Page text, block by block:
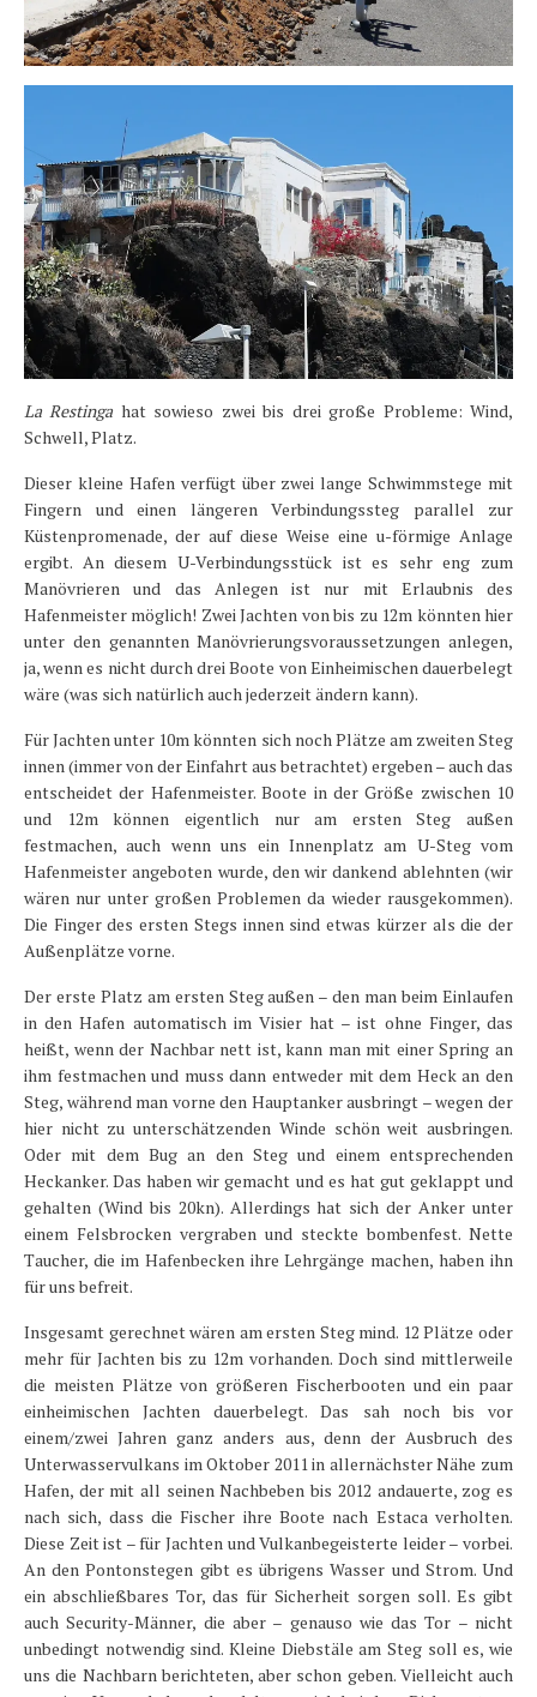
La Restingahat sowieso zwei bis drei große Probleme: Wind,
Schwell, Platz.
Dieser kleine Hafen verfügt über zwei lange Schwimmstege mit
Fingern und einen längeren Verbindungssteg parallel zur
Küstenpromenade, der auf diese Weise eine u-förmige Anlage
ergibt. An diesem U-Verbindungsstück ist es sehr eng zum
Manövrieren und das Anlegen ist nur mit Erlaubnis des
Hafenmeister möglich! Zwei Jachten von bis zu 12m könnten hier
unter den genannten Manövrierungsvoraussetzungen anlegen,
ja, wenn es nicht durch drei Boote von Einheimischen dauerbelegt
wäre (was sich natürlich auch jederzeit ändern kann).
Für Jachten unter 10m könnten sich noch Plätze am zweiten Steg
innen (immer von der Einfahrt aus betrachtet) ergeben – auch das
entscheidet der Hafenmeister. Boote in der Größe zwischen 10
und 12m können eigentlich nur am ersten Steg außen
festmachen, auch wenn uns ein Innenplatz am U-Steg vom
Hafenmeister angeboten wurde, den wir dankend ablehnten (wir
wären nur unter großen Problemen da wieder rausgekommen).
Die Finger des ersten Stegs innen sind etwas kürzer als die der
Außenplätze vorne.
Der erste Platz am ersten Steg außen – den man beim Einlaufen
in den Hafen automatisch im Visier hat – ist ohne Finger, das
heißt, wenn der Nachbar nett ist, kann man mit einer Spring an
ihm festmachen und muss dann entweder mit dem Heck an den
Steg, während man vorne den Hauptanker ausbringt – wegen der
hier nicht zu unterschätzenden Winde schön weit ausbringen.
Oder mit dem Bug an den Steg und einem entsprechenden
Heckanker. Das haben wir gemacht und es hat gut geklappt und
gehalten (Wind bis 20kn). Allerdings hat sich der Anker unter
einem Felsbrocken vergraben und steckte bombenfest. Nette
Taucher, die im Hafenbecken ihre Lehrgänge machen, haben ihn
für uns befreit.
Insgesamt gerechnet wären am ersten Steg mind. 12 Plätze oder
mehr für Jachten bis zu 12m vorhanden. Doch sind mittlerweile
die meisten Plätze von größeren Fischerbooten und ein paar
einheimischen Jachten dauerbelegt. Das sah noch bis vor
einem/zwei Jahren ganz anders aus, denn der Ausbruch des
Unterwasservulkans im Oktober 2011 in allernächster Nähe zum
Hafen, der mit all seinen Nachbeben bis 2012 andauerte, zog es
nach sich, dass die Fischer ihre Boote nach Estaca verholten.
Diese Zeit ist – für Jachten und Vulkanbegeisterte leider – vorbei.
An den Pontonstegen gibt es übrigens Wasser und Strom. Und
ein abschließbares Tor, das für Sicherheit sorgen soll. Es gibt
auch Security-Männer, die aber – genauso wie das Tor – nicht
unbedingt notwendig sind. Kleine Diebstäle am Steg soll es, wie
uns die Nachbarn berichteten, aber schon geben. Vielleicht auch